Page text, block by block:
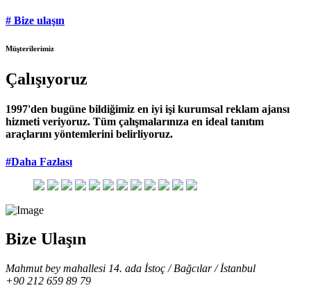
# Bize ulaşın
Müşterilerimiz
Çalışıyoruz
1997'den bugüne bildiğimiz en iyi işi kurumsal reklam ajansı
hizmeti veriyoruz. Tüm çalışmalarınıza en ideal tanıtım
araçlarını yöntemlerini belirliyoruz.
#Daha Fazlası
Bize Ulaşın
Mahmut bey mahallesi 14. ada İstoç / Bağcılar / İstanbul
+90 212 659 89 79